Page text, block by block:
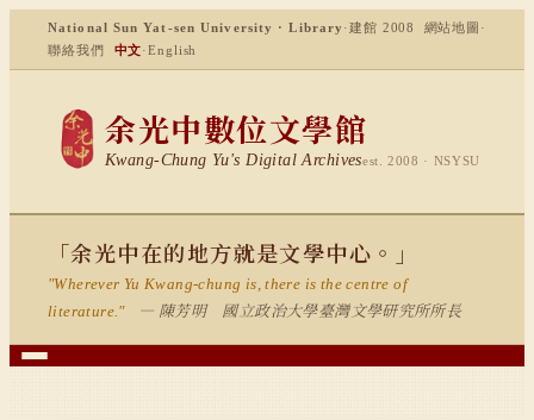
National Sun Yat-sen University · Library ·建館 2008 網站地圖 ·
聯絡我們
中文·English
余光中數位文學館
Kwang-Chung Yu's Digital Archivesest. 2008 · NSYSU
「余光中在的地方就是文學中心。」
"Wherever Yu Kwang-chung is, there is the centre of
literature."
— 陳芳明 國立政治大學臺灣文學研究所所長